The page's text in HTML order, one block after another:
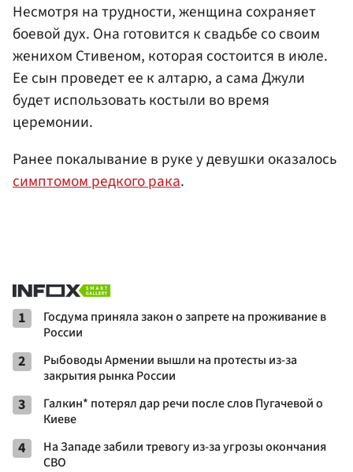
Несмотря на трудности, женщина сохраняет
боевой дух. Она готовится к свадьбе со своим
женихом Стивеном, которая состоится в июле.
Ее сын проведет ее к алтарю, а сама Джули
будет использовать костыли во время
церемонии.
Ранее покалывание в руке у девушки оказалось
симптомом редкого рака.
1
Госдума приняла закон о запрете на проживание в
России
2
Рыбоводы Армении вышли на протесты из-за
закрытия рынка России
3
Галкин* потерял дар речи после слов Пугачевой о
Киеве
4
На Западе забили тревогу из-за угрозы окончания
СВО